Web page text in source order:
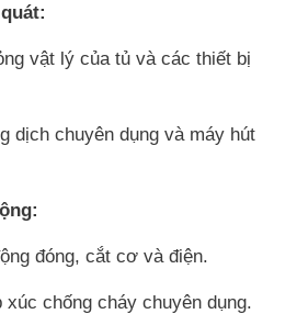
vật lý của tủ và các thiết bị
dịch chuyên dụng và máy hút
đóng, cắt cơ và điện.
chống cháy chuyên dụng.